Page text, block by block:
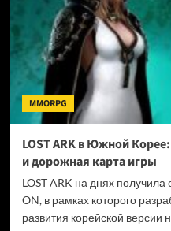
замедления
в
PvP
MMORPG
LOST ARK в Южной
и дорожная карта игры
LOST ARK на днях
ON, в рамках которого
развития корейской версии